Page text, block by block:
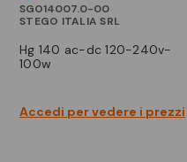
SGO14007.0-00
STEGO ITALIA SRL
hg 140 ac-dc 120-240v-
100w
Accedi per vedere i prezzi